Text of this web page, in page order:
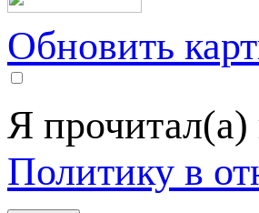
Обновить
Я
Политику в